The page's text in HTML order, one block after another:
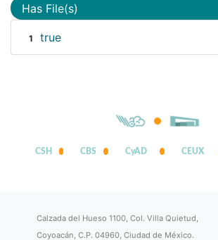
Has File(s)
1 true
CSH CBS CyAD CEUX
Calzada del Hueso 1100, Col. Villa Quietud,
Coyoacán, C.P. 04960, Ciudad de México.